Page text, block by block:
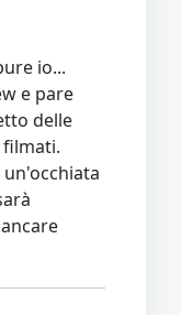
io...
e pare
delle